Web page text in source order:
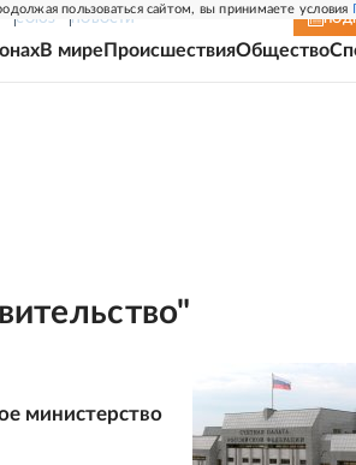
пользоваться сайтом, вы принимаете условия
СОЮЗ НОВОСТИ
В мире ПроисшествияОбщество
министерство